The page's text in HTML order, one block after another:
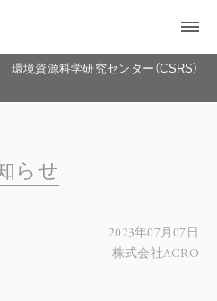
境資源科学研究センター（CSRS）
らせ
2023年07月07日
株式会社ACRO